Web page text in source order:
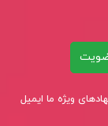
ویژه ما ایمیل